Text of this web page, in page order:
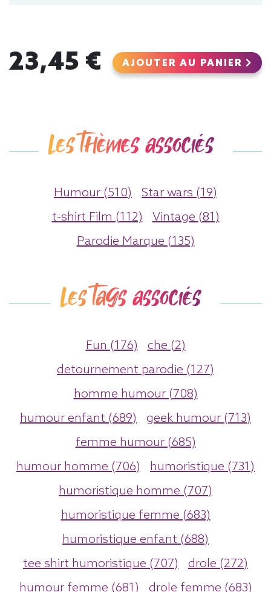
23,45 € AJOUTER AU PANIER
Les thèmes associés
Humour (510)
Star wars (19)
t-shirt Film (112)
Vintage (81)
Parodie Marque (135)
Les tags associés
Fun (176)
che (2)
detournement parodie (127)
homme humour (708)
humour enfant (689)
geek humour (713)
femme humour (685)
humour homme (706)
humoristique (731)
humoristique homme (707)
humoristique femme (683)
humoristique enfant (688)
tee shirt humoristique (707)
drole (272)
humour femme (681)
drole femme (683)